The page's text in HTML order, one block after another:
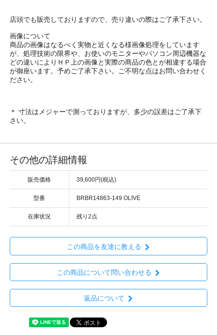
店頭でも販売しておりますので、売り違いの際はご了承下さい。
画像について
商品の画像はなるべく実物と近くなる様画像処理をしています
が、処理技術の限界や、お使いのモニターやパソコン周辺機器な
どの違いによりＨＰ上の画像と実際の商品の色とが相違する場合
が御座います。予めご了承下さい。ご不明な点はお問い合わせく
ださい。
＊ 寸法はメジャーで測っておりますが、多少の誤差はご了承下
さい。
その他の詳細情報
販売価格 39,600円(税込)
型番 BRBR14863-149 OLIVE
在庫状況 残り2点
この商品を友達に教える
この商品について問い合わせる
返品について